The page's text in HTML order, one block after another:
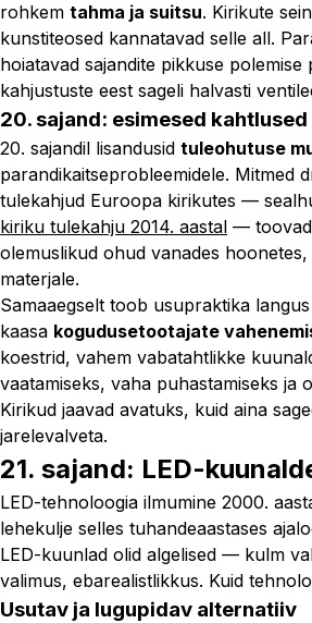
rohkem tahma ja suitsu. Kirikute
kunstiteosed kannatavad selle all.
hoiatavad sajandite pikkuse polemise
kahjustuste eest sageli halvasti
20. sajand: esimesed kahtlused
20. sajandil lisandusid tuleohutuse
parandikaitseprobleemidele. Mitmed
tulekahjud Euroopa kirikutes —
kiriku tulekahju 2014. aastal — toovad
olemuslikud ohud vanades
materjale.
Samaaegselt toob usupraktika
kaasa kogudusetootajate
koestrid, vahem vabatahtlikke
vaatamiseks, vaha puhastamiseks ja
Kirikud jaavad avatuks, kuid aina
jarelevalveta.
21. sajand: LED-
LED-tehnoloogia ilmumine 2000.
lehekulje selles tuhandeaastases
LED-kuunlad olid algelised — kulm
valimus, ebarealistlikkus. Kuid
Usutav ja lugupidav alternatiiv